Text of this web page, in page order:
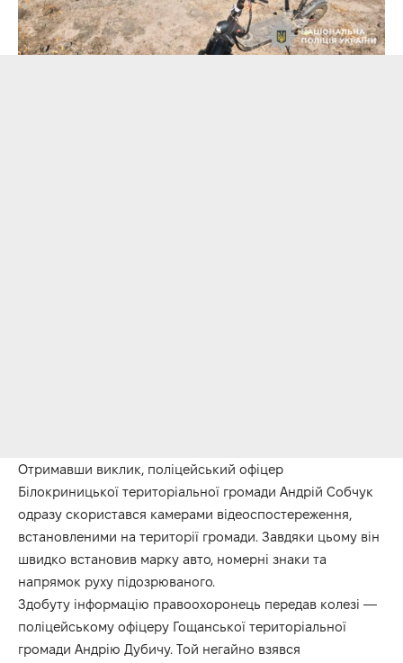
Отримавши виклик, поліцейський офіцер
Білокриницької територіальної громади Андрій Собчук
одразу скористався камерами відеоспостереження,
встановленими на території громади. Завдяки цьому він
швидко встановив марку авто, номерні знаки та
напрямок руху підозрюваного.
Здобуту інформацію правоохоронець передав колезі —
поліцейському офіцеру Гощанської територіальної
громади Андрію Дубичу. Той негайно взявся